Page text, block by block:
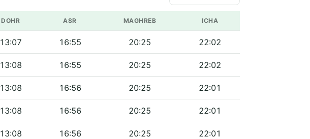
DOHR ASR MAGHREB ICHA
13:07 16:55 20:25 22:02
13:08 16:55 20:25 22:02
13:08 16:56 20:25 22:01
13:08 16:56 20:25 22:01
13:08 16:56 20:25 22:01